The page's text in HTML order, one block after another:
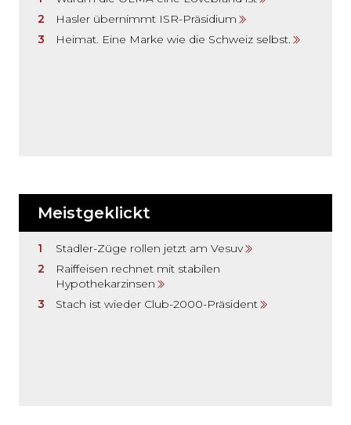
Hasler übernimmt ISR-Präsidium
Heimat. Eine Marke wie die Schweiz selbst.
Meistgeklickt
Stadler-Züge rollen jetzt am Vesuv
Raiffeisen rechnet mit stabilen
Hypothekarzinsen
Stach ist wieder Club-2000-Präsident